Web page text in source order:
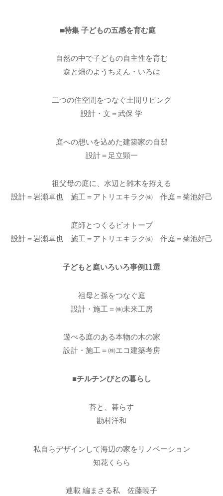
■特集 子どもの五感を育む庭
自然の中で子どもの自主性を育む
森と畑のようちえん・いろは
二つの住空間をつなぐ土間リビング
設計・文＝武保 学
庭への想いを込めた建築家の自邸
設計＝足立顕一
祖父母の庭に、水辺と雑木を拵える
設計＝岩瀬卓也 施工＝アトリエキラク㈱ 作庭＝菊池好己
庭師とつくるビオトープ
設計＝岩瀬卓也 施工＝アトリエキラク㈱ 作庭＝菊池好己
子どもと庭いろいろ事例11選
祖母と孫をつなぐ庭
設計・施工＝㈱未来工房
遊べる庭のある本物の木の家
設計・施工＝㈱エコ建築考房
■チルチンびとの暮らし
苔と、暮らす
勘村洋和
私自らデザインして海辺の家をリノベーション
知花くらら
連載 編まさる私 佐藤暁子